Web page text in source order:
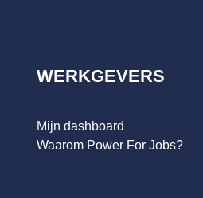
WERKGEVERS
Mijn dashboard
Waarom Power For Jobs?